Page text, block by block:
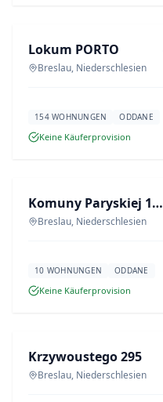
NEUBAU
Lokum PORTO
Breslau, Niederschlesien
154 WOHNUNGEN ODDANE
Keine Käuferprovision
NEUBAU Komuny Paryskiej 19a
Breslau, Niederschlesien
10 WOHNUNGEN ODDANE
Keine Käuferprovision
NEUBAU
Krzywoustego 295
Breslau, Niederschlesien